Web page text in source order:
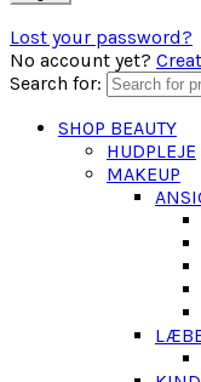
Lost your password?
No account yet?
Search for:
SHOP BEAUTY
HUDPLEJE
MAKEUP